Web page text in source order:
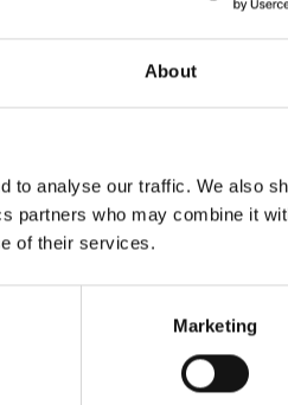
About
to analyse our traffic. We also
partners who may combine it
of their services.
Marketing
Tootekood: FL670A
Siseuks Orion
Tootekood: FL548A
Siseuks Orion